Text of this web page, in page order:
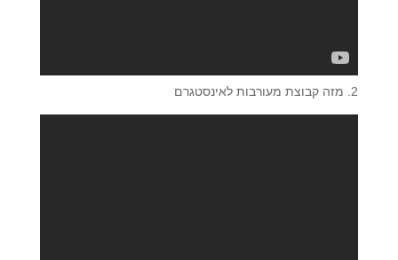
2. מזה קבוצת מעורבות לאינסטגרם